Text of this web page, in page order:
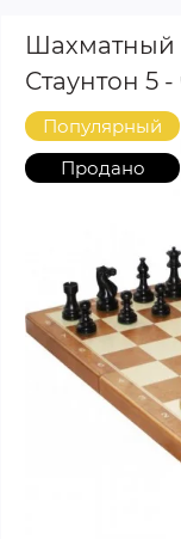
Шахматный
Стаунтон 5
Популярный
Продано